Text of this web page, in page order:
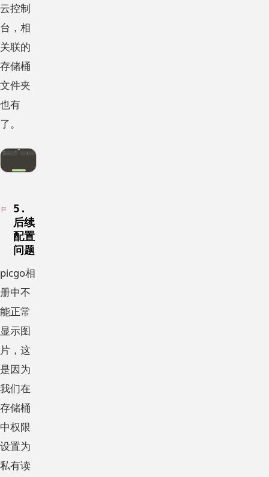
云控制
台，相
关联的
存储桶
文件夹
也有
了。
5.
后续
配置
问题
picgo相
册中不
能正常
显示图
片，这
是因为
我们在
存储桶
中权限
设置为
私有读